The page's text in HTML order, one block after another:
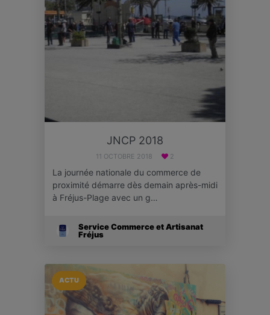
JNCP 2018
11 OCTOBRE 2018 2
La journée nationale du commerce de
proximité démarre dès demain après-midi
à Fréjus-Plage avec un g…
Service Commerce et Artisanat
Fréjus
ACTU